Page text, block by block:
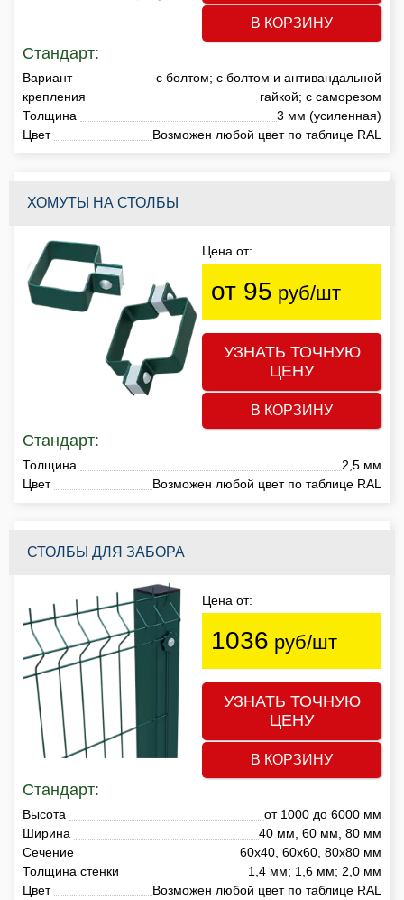
В КОРЗИНУ
Стандарт:
Вариант
крепления
с болтом; с болтом и антивандальной
гайкой; с саморезом
Толщина
3 мм (усиленная)
Цвет
Возможен любой цвет по таблице RAL
ХОМУТЫ НА СТОЛБЫ
Цена от:
от 95 руб/шт
УЗНАТЬ ТОЧНУЮ
ЦЕНУ
В КОРЗИНУ
Стандарт:
Толщина
2,5 мм
Цвет
Возможен любой цвет по таблице RAL
СТОЛБЫ ДЛЯ ЗАБОРА
Цена от:
1036 руб/шт
УЗНАТЬ ТОЧНУЮ
ЦЕНУ
В КОРЗИНУ
Стандарт:
Высота
от 1000 до 6000 мм
Ширина
40 мм, 60 мм, 80 мм
Сечение
60х40, 60х60, 80х80 мм
Толщина стенки
1,4 мм; 1,6 мм; 2,0 мм
Цвет
Возможен любой цвет по таблице RAL